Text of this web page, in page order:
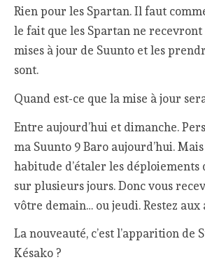
Rien pour les Spartan. Il faut
le fait que les Spartan ne
mises à jour de Suunto et les
sont.
Quand est-ce que la mise à jour
Entre aujourd’hui et dimanche.
ma Suunto 9 Baro aujourd’hui.
habitude d’étaler les déploiements
sur plusieurs jours. Donc vous
vôtre demain… ou jeudi. Restez aux
La nouveauté, c’est l’apparition de
Késako ?